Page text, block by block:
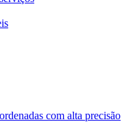
com alta precisão